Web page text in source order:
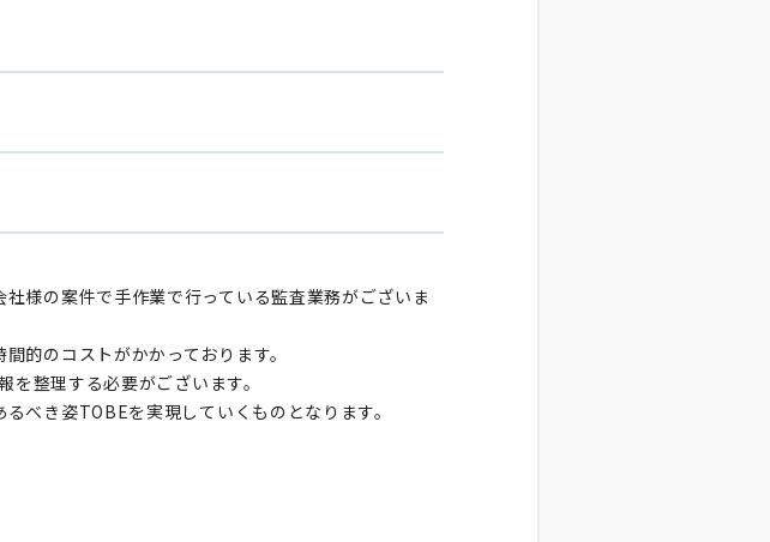
様の案件で手作業で行っている監査業務がございま
的のコストがかかっております。
整理する必要がございます。
べき姿TOBEを実現していくものとなります。